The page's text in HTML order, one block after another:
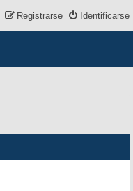
Identificarse
Registrarse